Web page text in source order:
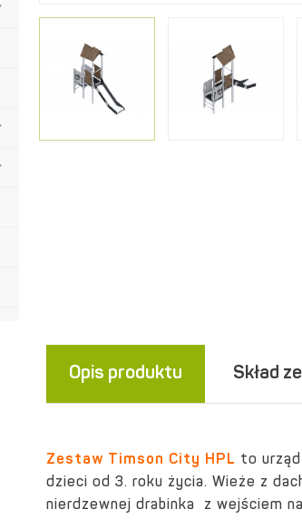
Opis produktu Skład
Zestaw Timson City HPL to
dzieci od 3. roku życia. Wieże z
nierdzewnej drabinka z wejściem